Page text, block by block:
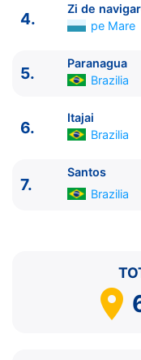
ITINERARIU
1. Rio de Janeiro
Ilha Grande
4.
Zi de navigare
4.
Zi de
pe Mare
5.
Paranagua
Brazilia
6.
Itajai
Brazilia
7.
Santos
Brazilia